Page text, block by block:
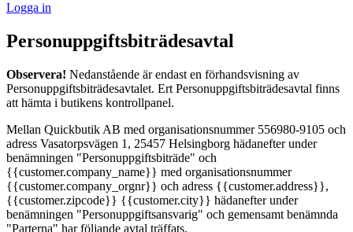
Logga in
Personuppgiftsbiträdesavtal
Observera! Nedanstående är endast en förhandsvisning av
Personuppgiftsbiträdesavtalet. Ert Personuppgiftsbiträdesavtal finns
att hämta i butikens kontrollpanel.
Mellan Quickbutik AB med organisationsnummer 556980-9105 och
adress Vasatorpsvägen 1, 25457 Helsingborg hädanefter under
benämningen "Personuppgiftsbiträde" och
{{customer.company_name}} med organisationsnummer
{{customer.company_orgnr}} och adress {{customer.address}},
{{customer.zipcode}} {{customer.city}} hädanefter under
benämningen "Personuppgiftsansvarig" och gemensamt benämnda
"Parterna" har följande avtal träffats.